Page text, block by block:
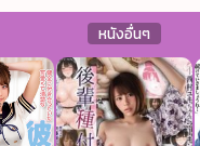
หนังอื่นๆ